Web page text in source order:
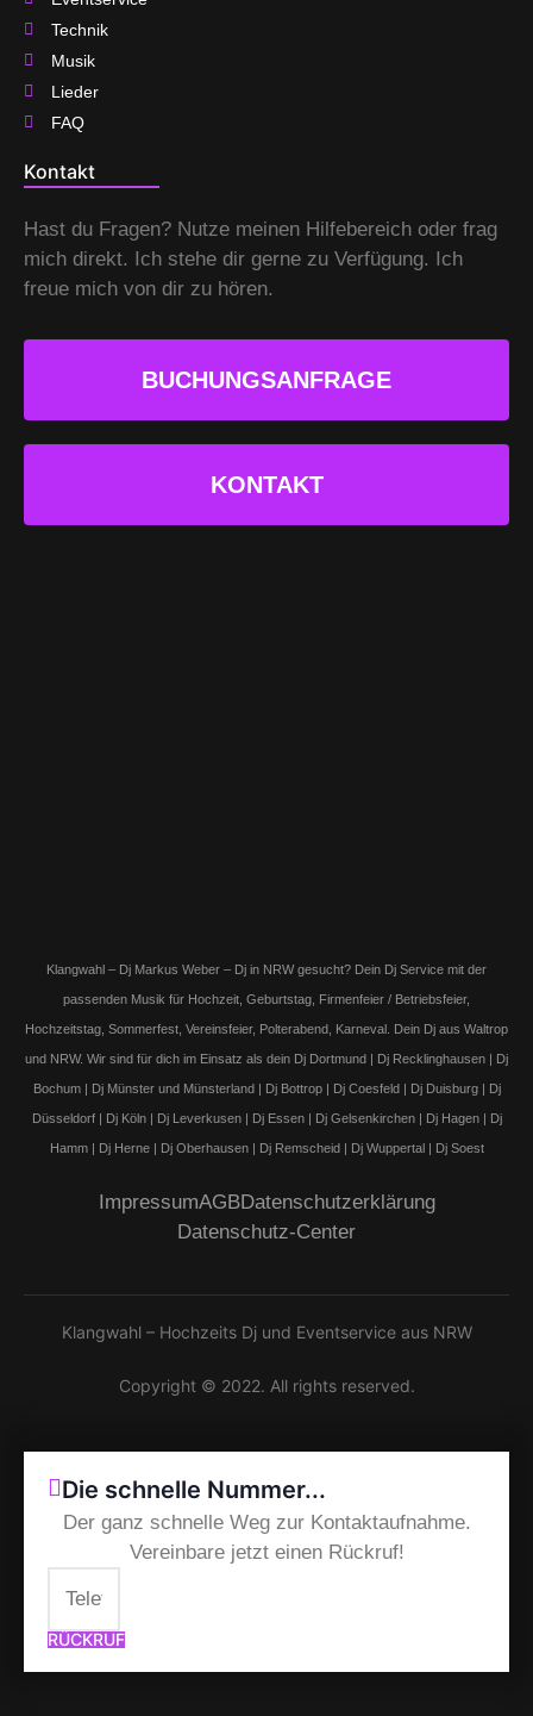
Technik
Musik
Lieder
FAQ
Kontakt
Hast du Fragen? Nutze meinen Hilfebereich oder frag
mich direkt. Ich stehe dir gerne zu Verfügung. Ich
freue mich von dir zu hören.
BUCHUNGSANFRAGE
KONTAKT
Klangwahl – Dj Markus Weber – Dj in NRW gesucht? Dein Dj Service mit der
passenden Musik für Hochzeit, Geburtstag, Firmenfeier / Betriebsfeier,
Hochzeitstag, Sommerfest, Vereinsfeier, Polterabend, Karneval. Dein Dj aus Waltrop
und NRW. Wir sind für dich im Einsatz als dein Dj Dortmund | Dj Recklinghausen | Dj
Bochum | Dj Münster und Münsterland | Dj Bottrop | Dj Coesfeld | Dj Duisburg | Dj
Düsseldorf | Dj Köln | Dj Leverkusen | Dj Essen | Dj Gelsenkirchen | Dj Hagen | Dj
Hamm | Dj Herne | Dj Oberhausen | Dj Remscheid | Dj Wuppertal | Dj Soest
ImpressumAGBDatenschutzerklärung
Datenschutz-Center
Klangwahl – Hochzeits Dj und Eventservice aus NRW
Copyright © 2022. All rights reserved.
Die schnelle Nummer...
Der ganz schnelle Weg zur Kontaktaufnahme.
Vereinbare jetzt einen Rückruf!
RÜCKRUF